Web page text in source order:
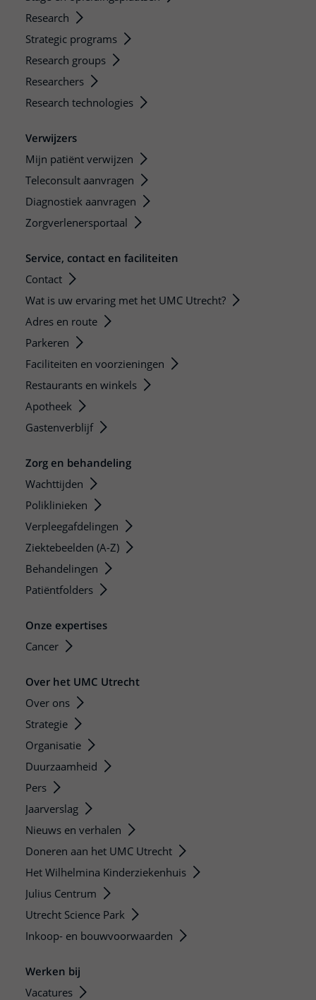
Research
Strategic programs
Research groups
Researchers
Research technologies
Verwijzers
Mijn patiënt verwijzen
Teleconsult aanvragen
Diagnostiek aanvragen
Zorgverlenersportaal
Service, contact en faciliteiten
Contact
Wat is uw ervaring met het UMC Utrecht?
Adres en route
Parkeren
Faciliteiten en voorzieningen
Restaurants en winkels
Apotheek
Gastenverblijf
Zorg en behandeling
Wachttijden
Poliklinieken
Verpleegafdelingen
Ziektebeelden (A-Z)
Behandelingen
Patiëntfolders
Onze expertises
Cancer
Over het UMC Utrecht
Over ons
Strategie
Organisatie
Duurzaamheid
Pers
Jaarverslag
Nieuws en verhalen
Doneren aan het UMC Utrecht
Het Wilhelmina Kinderziekenhuis
Julius Centrum
Utrecht Science Park
Inkoop- en bouwvoorwaarden
Werken bij
Vacatures